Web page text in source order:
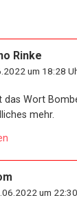
Rinke
um 18:28
das Wort
mehr.
um